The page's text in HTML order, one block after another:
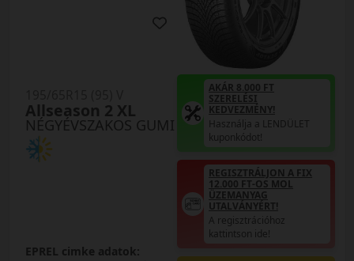
NÉGYÉVSZAKOS GUMI
Allseason 2 XL
EPREL cimke adatok:
AKÁR 8.000 FT
SZERELÉSI
KEDVEZMÉNY!
Használja a LENDÜLET
kuponkódot!
REGISZTRÁLJON A FIX
12.000 FT-OS MOL
ÜZEMANYAG
UTALVÁNYÉRT!
A regisztrációhoz
kattintson ide!